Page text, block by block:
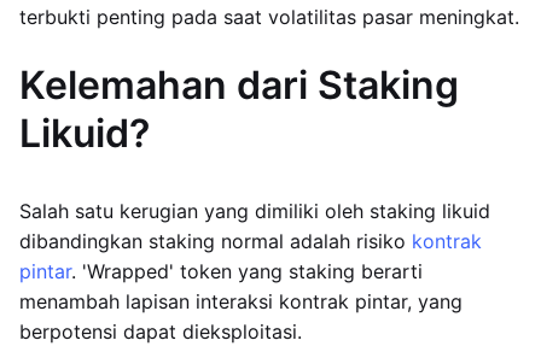
terbukti penting pada saat volatilitas pasar meningkat.
Kelemahan dari Staking
Likuid?
Salah satu kerugian yang dimiliki oleh staking likuid
dibandingkan staking normal adalah risiko kontrak
pintar. 'Wrapped' token yang staking berarti
menambah lapisan interaksi kontrak pintar, yang
berpotensi dapat dieksploitasi.